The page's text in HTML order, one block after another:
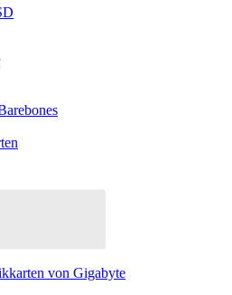
von Gigabyte